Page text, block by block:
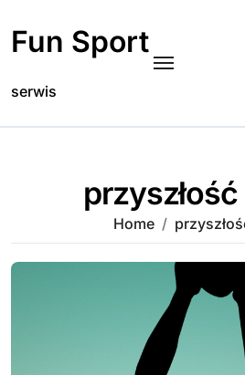
content
Fun Sport
serwis
Home